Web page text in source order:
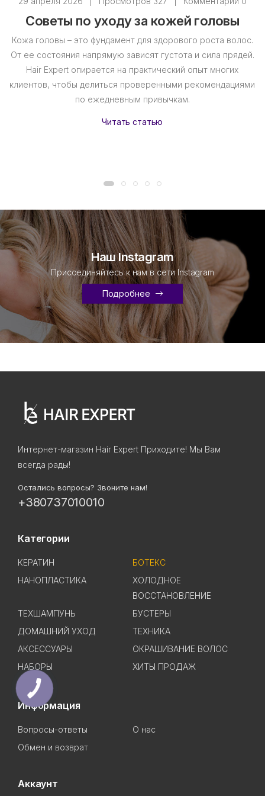
Советы по уходу за кожей головы
Кожа головы – это фундамент для здорового роста волос.
От ее состояния напрямую зависят густота и сила прядей.
Hair Expert опирается на практический опыт многих
клиентов, чтобы делиться проверенными рекомендациями
по ежедневным привычкам.
Читать статью
Наш Instagram
Присоединяйтесь к нам в сети Instagram
Подробнее
Интернет-магазин Hair Expert Приходите! Мы Вам
всегда рады!
Остались вопросы? Звоните нам!
+380737010010
Категории
КЕРАТИН
БОТЕКС
НАНОПЛАСТИКА
ХОЛОДНОЕ
ВОССТАНОВЛЕНИЕ
ТЕХШАМПУНЬ
БУСТЕРЫ
ДОМАШНИЙ УХОД
ТЕХНИКА
АКСЕССУАРЫ
ОКРАШИВАНИЕ ВОЛОС
НАБОРЫ
ХИТЫ ПРОДАЖ
Информация
Вопросы-ответы
О нас
Обмен и возврат
Аккаунт